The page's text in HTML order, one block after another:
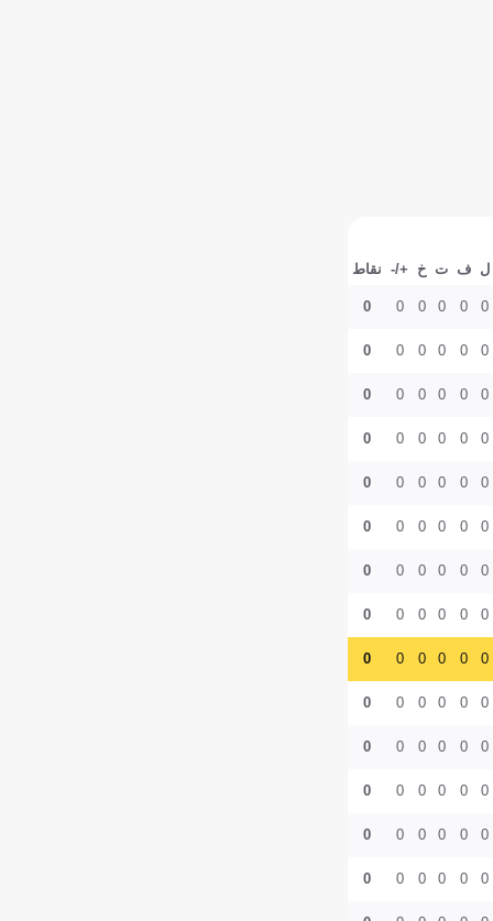
ل ف ت خ +/- نقاط
0
0
0
0
0
0
0
0
0
0
0
0
0
0
0
0
0
0
0
0
0
0
0
0
0
0
0
0
0
0
0
0
0
0
0
0
0
0
0
0
0
0
0
0
0
0
0
0
0
0
0
0
0
0
0
0
0
0
0
0
0
0
0
0
0
0
0
0
0
0
0
0
0
0
0
0
0
0
0
0
0
0
0
0